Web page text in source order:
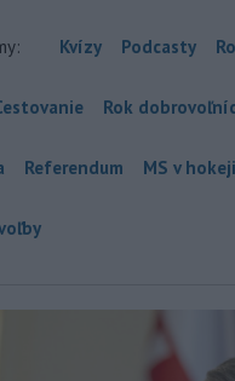
Kvízy Podcasty
Rok
Referendum MS v hokeji